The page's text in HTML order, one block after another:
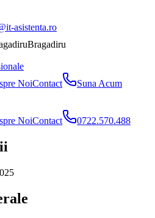
asistenta.ro
Bragadiru
NoiContact Suna Acum
NoiContact 0722.570.488